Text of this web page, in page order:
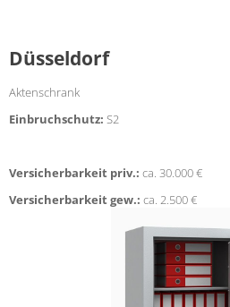
Düsseldorf
Aktenschrank
Einbruchschutz: S2
Versicherbarkeit priv.: ca. 30.000 €
Versicherbarkeit gew.: ca. 2.500 €